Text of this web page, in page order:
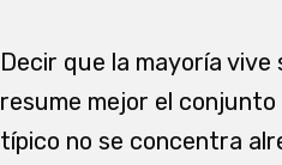
Decir que la mayoría
resume mejor el
típico no se concentra